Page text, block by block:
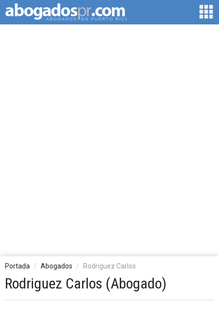
Portada Abogados Rodriguez Carlos
Rodriguez Carlos (Abogado)